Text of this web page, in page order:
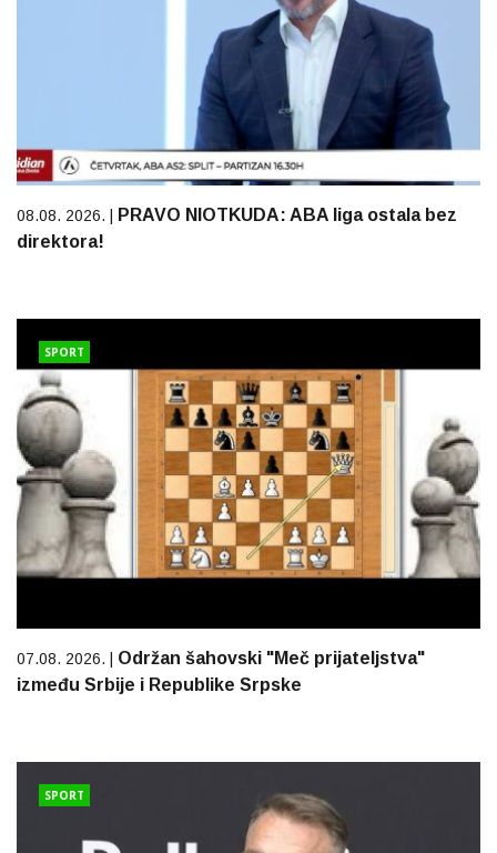
08.08. 2026. |
PRAVO NIOTKUDA: ABA liga ostala bez
direktora!
SPORT
07.08. 2026. | Održan šahovski "Meč prijateljstva"
između Srbije i Republike Srpske
SPORT